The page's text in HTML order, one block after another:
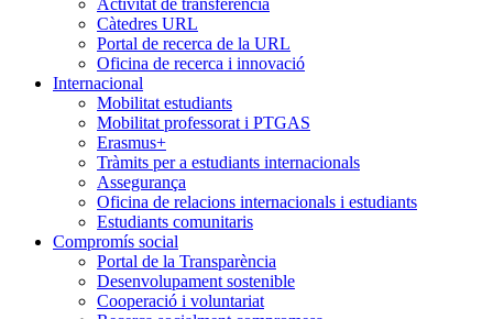
Càtedres URL
Portal de recerca de la URL
Oficina de recerca i innovació
Internacional
Mobilitat estudiants
Mobilitat professorat i PTGAS
Erasmus+
Tràmits per a estudiants internacionals
Assegurança
Oficina de relacions internacionals i estudiants
Estudiants comunitaris
Compromís social
Portal de la Transparència
Desenvolupament sostenible
Cooperació i voluntariat